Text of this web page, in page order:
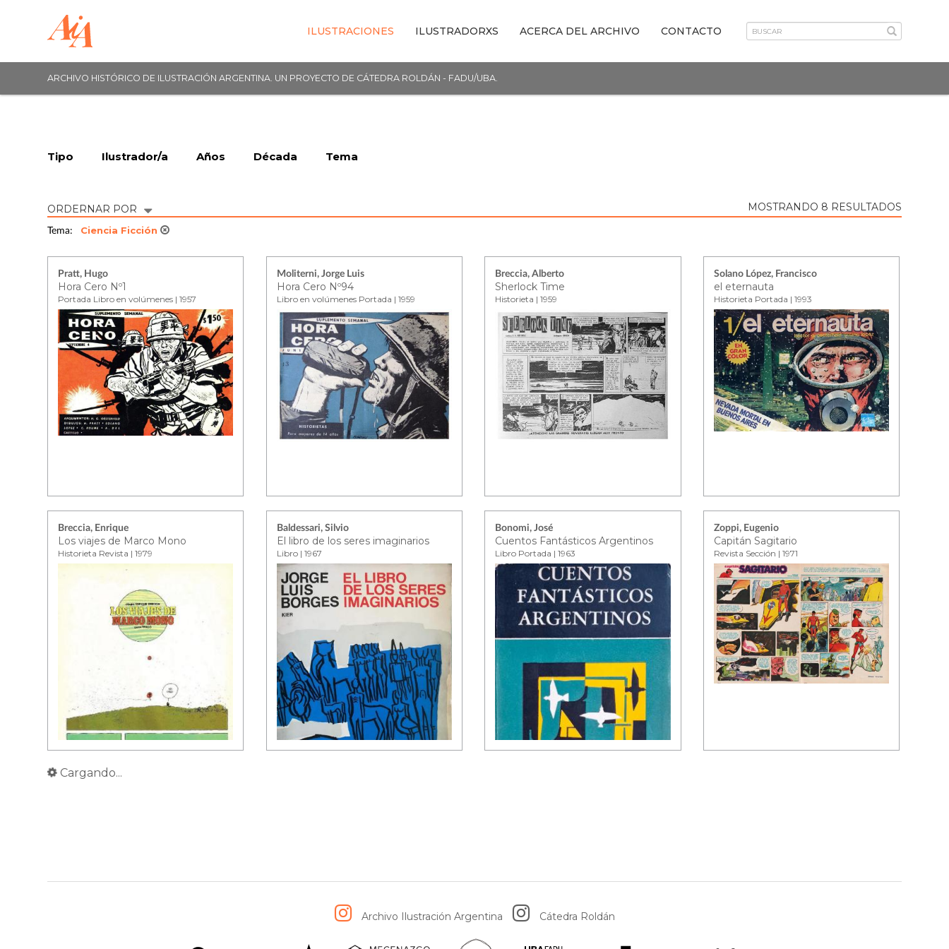
ILUSTRACIONES ILUSTRADORXS ACERCA DEL ARCHIVO CONTACTO
ARCHIVO HISTÓRICO DE ILUSTRACIÓN ARGENTINA. UN PROYECTO DE CÁTEDRA ROLDÁN - FADU/UBA.
Tipo Ilustrador/a Años Década Tema
ORDERNAR POR MOSTRANDO 8 RESULTADOS
Tema: Ciencia Ficción
Pratt, Hugo
Hora Cero Nº1
Portada Libro en volúmenes | 1957
Moliterni, Jorge Luis
Hora Cero Nº94
Libro en volúmenes Portada | 1959
Breccia, Alberto
Sherlock Time
Historieta | 1959
Solano López, Francisco
el eternauta
Historieta Portada | 1993
Breccia, Enrique
Los viajes de Marco Mono
Historieta Revista | 1979
Baldessari, Silvio
El libro de los seres imaginarios
Libro | 1967
Bonomi, José
Cuentos Fantásticos Argentinos
Libro Portada | 1963
Zoppi, Eugenio
Capitán Sagitario
Revista Sección | 1971
Cargando...
Archivo Ilustración Argentina Cátedra Roldán